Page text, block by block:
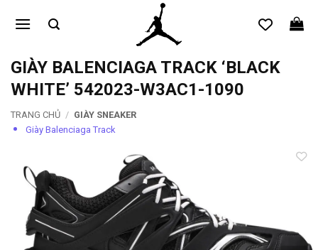
qua
dungGIÀY BALENCIAGA TRACK ‘BLACK
WHITE’ 542023-W3AC1-1090
TRANG CHỦ / GIÀY SNEAKER
Giày Balenciaga Track